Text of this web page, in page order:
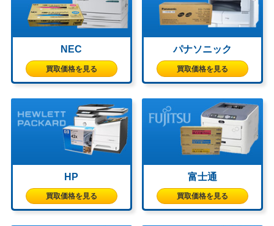
NEC
買取価格を見る
パナソニック
買取価格を見る
HP
買取価格を見る
富士通
買取価格を見る